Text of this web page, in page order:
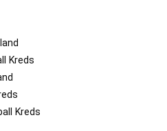
Kreds
Kreds